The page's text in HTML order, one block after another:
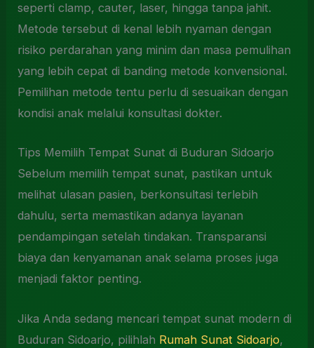
seperti clamp, cauter, laser, hingga tanpa jahit.
Metode tersebut di kenal lebih nyaman dengan
risiko perdarahan yang minim dan masa pemulihan
yang lebih cepat di banding metode konvensional.
Pemilihan metode tentu perlu di sesuaikan dengan
kondisi anak melalui konsultasi dokter.
Tips Memilih Tempat Sunat di Buduran Sidoarjo
Sebelum memilih tempat sunat, pastikan untuk
melihat ulasan pasien, berkonsultasi terlebih
dahulu, serta memastikan adanya layanan
pendampingan setelah tindakan. Transparansi
biaya dan kenyamanan anak selama proses juga
menjadi faktor penting.
Jika Anda sedang mencari tempat sunat modern di
Buduran Sidoarjo, pilihlah Rumah Sunat Sidoarjo,